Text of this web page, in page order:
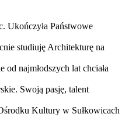
Ukończyła Państwowe
studiuję Architekturę na
najmłodszych lat chciała
Swoją pasję, talent
Kultury w Sułkowicach